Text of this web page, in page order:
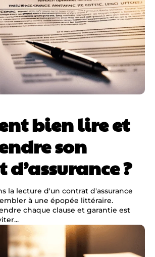
bien lire et
son
?
la lecture d'un contrat d'assurance
à une épopée littéraire.
chaque clause et garantie est